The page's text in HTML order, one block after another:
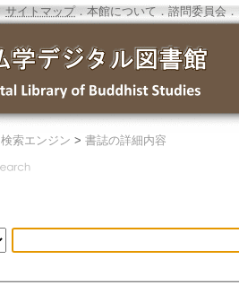
サイトマップ．本館について ． 諮問委員会 ．
検索エンジン > 書誌の詳細内容